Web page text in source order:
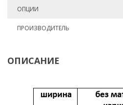
ОПЦИИ
ПРОИЗВОДИТЕЛЬ
ОПИСАНИЕ